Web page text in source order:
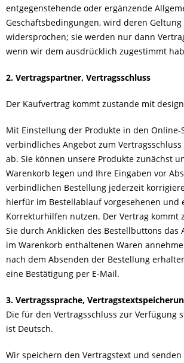
entgegenstehende oder ergänzende
Geschäftsbedingungen, wird deren
widersprochen; sie werden nur dann
wenn wir dem ausdrücklich zugestimmt
2. Vertragspartner, Vertragsschluss
Der Kaufvertrag kommt zustande mit
Mit Einstellung der Produkte in den Online-
verbindliches Angebot zum
ab. Sie können unsere Produkte zunächst
Warenkorb legen und Ihre Eingaben vor
verbindlichen Bestellung jederzeit
hierfür im Bestellablauf vorgesehenen und
Korrekturhilfen nutzen. Der Vertrag kommt
Sie durch Anklicken des Bestellbuttons das
im Warenkorb enthaltenen Waren
nach dem Absenden der Bestellung
eine Bestätigung per E-Mail.
3. Vertragssprache,
Die für den Vertragsschluss zur Verfügung
ist Deutsch.
Wir speichern den Vertragstext und